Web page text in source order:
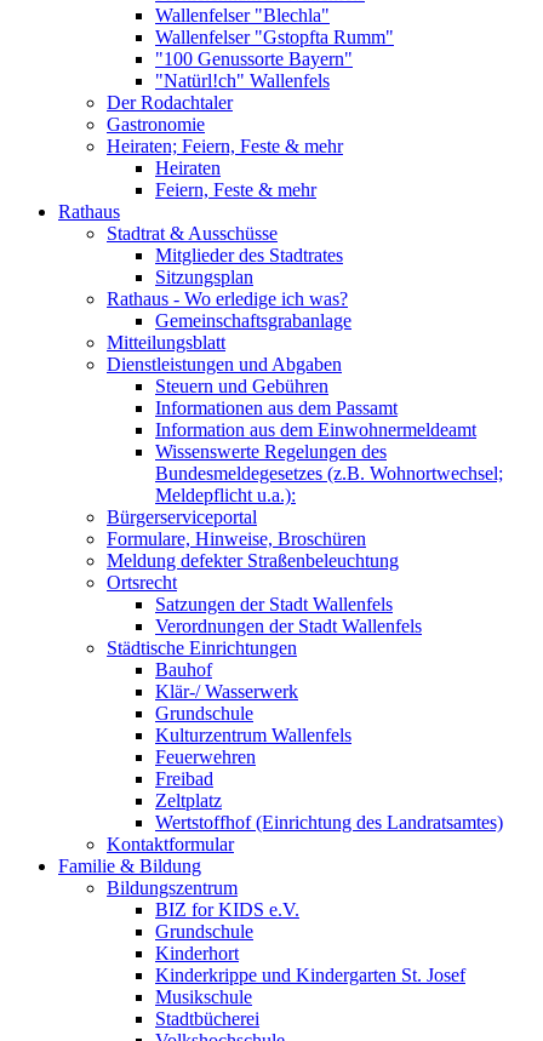
Wallenfelser "Blechla"
Wallenfelser "Gstopfta Rumm"
"100 Genussorte Bayern"
"Natürl!ch" Wallenfels
Der Rodachtaler
Gastronomie
Heiraten; Feiern, Feste & mehr
Heiraten
Feiern, Feste & mehr
Rathaus
Stadtrat & Ausschüsse
Mitglieder des Stadtrates
Sitzungsplan
Rathaus - Wo erledige ich was?
Gemeinschaftsgrabanlage
Mitteilungsblatt
Dienstleistungen und Abgaben
Steuern und Gebühren
Informationen aus dem Passamt
Information aus dem Einwohnermeldeamt
Wissenswerte Regelungen des
Bundesmeldegesetzes (z.B. Wohnortwechsel;
Meldepflicht u.a.):
Bürgerserviceportal
Formulare, Hinweise, Broschüren
Meldung defekter Straßenbeleuchtung
Ortsrecht
Satzungen der Stadt Wallenfels
Verordnungen der Stadt Wallenfels
Städtische Einrichtungen
Bauhof
Klär-/ Wasserwerk
Grundschule
Kulturzentrum Wallenfels
Feuerwehren
Freibad
Zeltplatz
Wertstoffhof (Einrichtung des Landratsamtes)
Kontaktformular
Familie & Bildung
Bildungszentrum
BIZ for KIDS e.V.
Grundschule
Kinderhort
Kinderkrippe und Kindergarten St. Josef
Musikschule
Stadtbücherei